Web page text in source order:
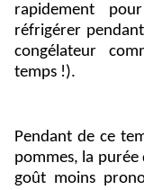
rapidement
réfrigérer
congélateur
temps !).
Pendant de ce
pommes, la purée
goût moins